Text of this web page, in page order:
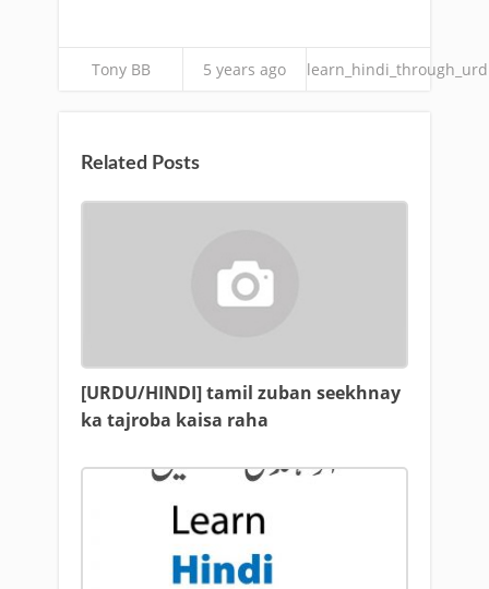
Tony BB 5 years ago
Related Posts
[URDU/HINDI] tamil zuban seekhnay
ka tajroba kaisa raha